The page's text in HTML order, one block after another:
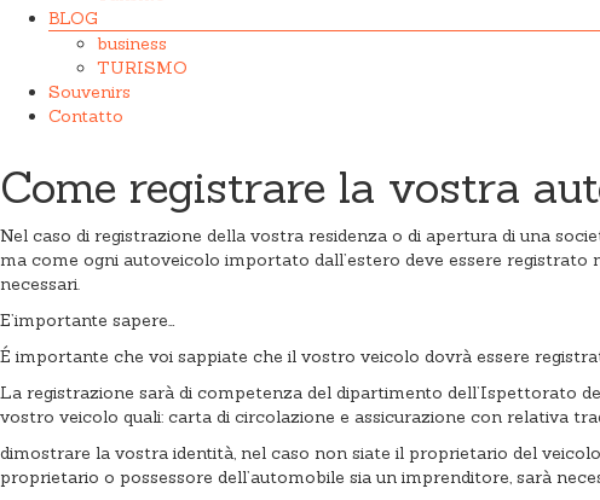
BLOG
business
TURISMO
Souvenirs
Contatto
Come registrare la vostra
Nel caso di registrazione della vostra residenza o di apertura di una
ma come ogni autoveicolo importato dall’estero deve essere
necessari.
E’importante sapere…
É importante che voi sappiate che il vostro veicolo dovrà essere
La registrazione sarà di competenza del dipartimento dell’Ispettorato
vostro veicolo quali: carta di circolazione e assicurazione con relativa
dimostrare la vostra identità, nel caso non siate il proprietario del
proprietario o possessore dell’automobile sia un imprenditore, sarà